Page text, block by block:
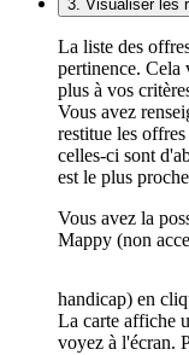
3. Visualiser les
La liste des
pertinence. Cela
plus à vos
Vous avez
restitue les
celles-ci sont
est le plus
Vous avez la
Mappy (non
handicap) en
La carte affiche
voyez à l'écran.